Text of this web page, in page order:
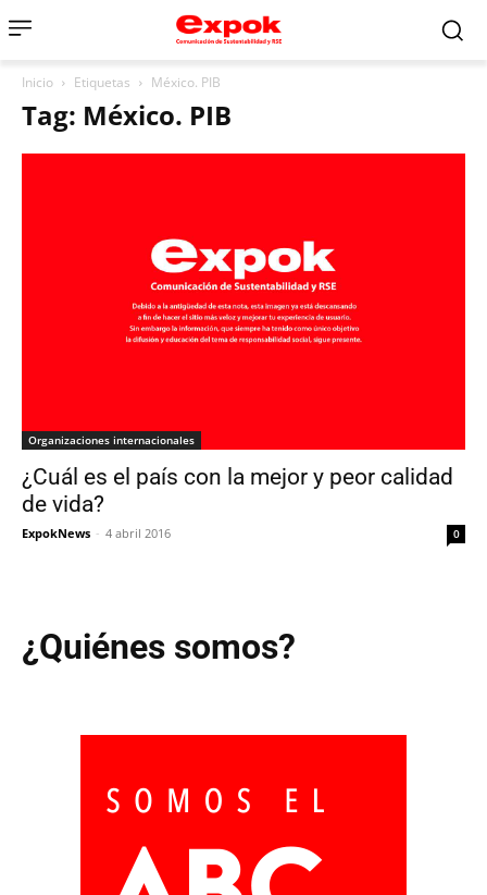
Inicio Etiquetas México. PIB
Tag: México. PIB
Organizaciones internacionales
¿Cuál es el país con la mejor y peor calidad
de vida?
ExpokNews - 4 abril 2016 0
¿Quiénes somos?